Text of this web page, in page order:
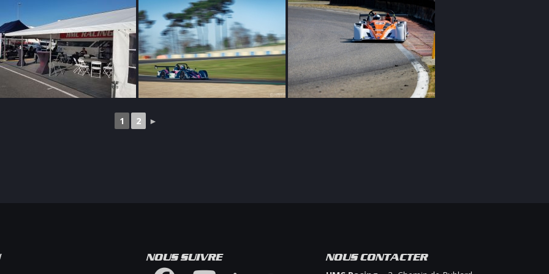
1 2 ►
NOUS SUIVRE NOUS CONTACTER